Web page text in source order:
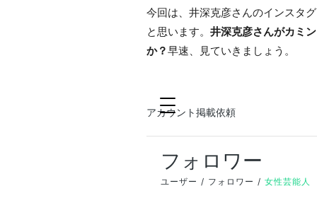
今回は、井深克彦さんのインスタ
と思います。 井深克彦さんがカミ
か？早速、見ていきましょう。